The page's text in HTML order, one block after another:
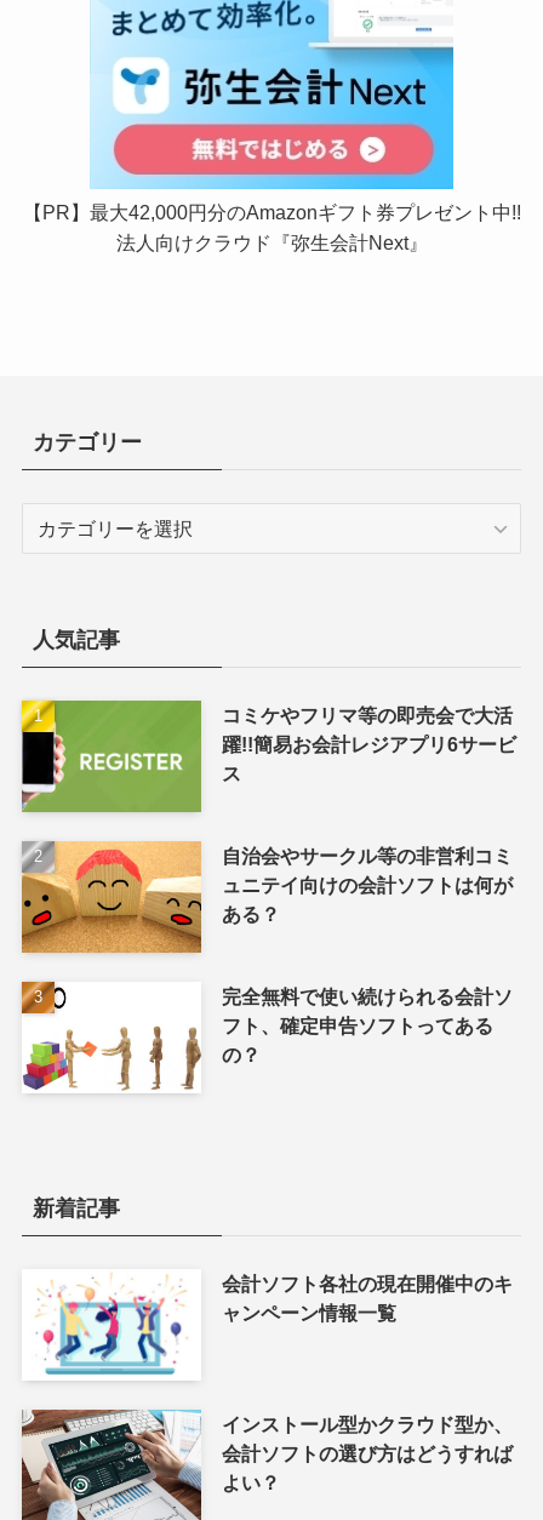
【PR】最大42,000円分のAmazonギフト券プレゼント中!!
法人向けクラウド『弥生会計Next』
カテゴリー
ー人気記事
コミケやフリマ等の即売会で大活
躍!!簡易お会計レジアプリ6サービ
ス
自治会やサークル等の非営利コミ
ュニテイ向けの会計ソフトは何が
ある？
完全無料で使い続けられる会計ソ
フト、確定申告ソフトってある
の？
新着記事
会計ソフト各社の現在開催中のキ
ャンペーン情報一覧
インストール型かクラウド型か、
会計ソフトの選び方はどうすれば
よい？